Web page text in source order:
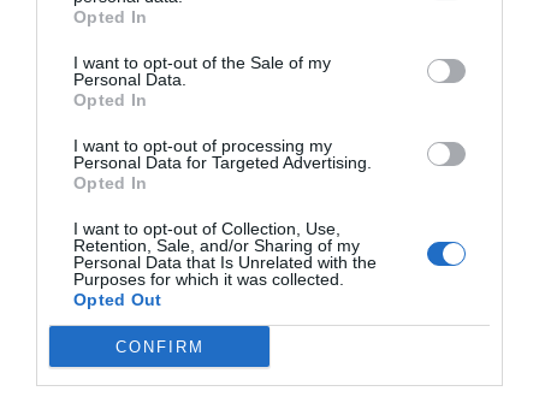
Opted In
I want to opt-out of the Sale of my
Personal Data.
Opted In
I want to opt-out of processing my
Personal Data for Targeted Advertising.
Opted In
I want to opt-out of Collection, Use,
Retention, Sale, and/or Sharing of my
Personal Data that Is Unrelated with the
Purposes for which it was collected.
Opted Out
CONFIRM
diferents òrgans de decisió on es debaten
diverses qüestions", i a escala familiar, tenen
organitzades diferents quedades familiars-
tenir l'espai on parlar. "És imprescindible
poder parlar amb el teu germà de com està, poder
fer crítiques constructives, tenir trobades amb
visió compartida", continua.
En la conjugació entre familiars i forans, l'escenari
on es mou Planes, Talamàs apunta que, a
l'empresa familiar "el professional extern ha